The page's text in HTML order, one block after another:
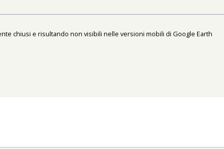
chiusi e risultando non visibili nelle versioni mobili di Google Earth